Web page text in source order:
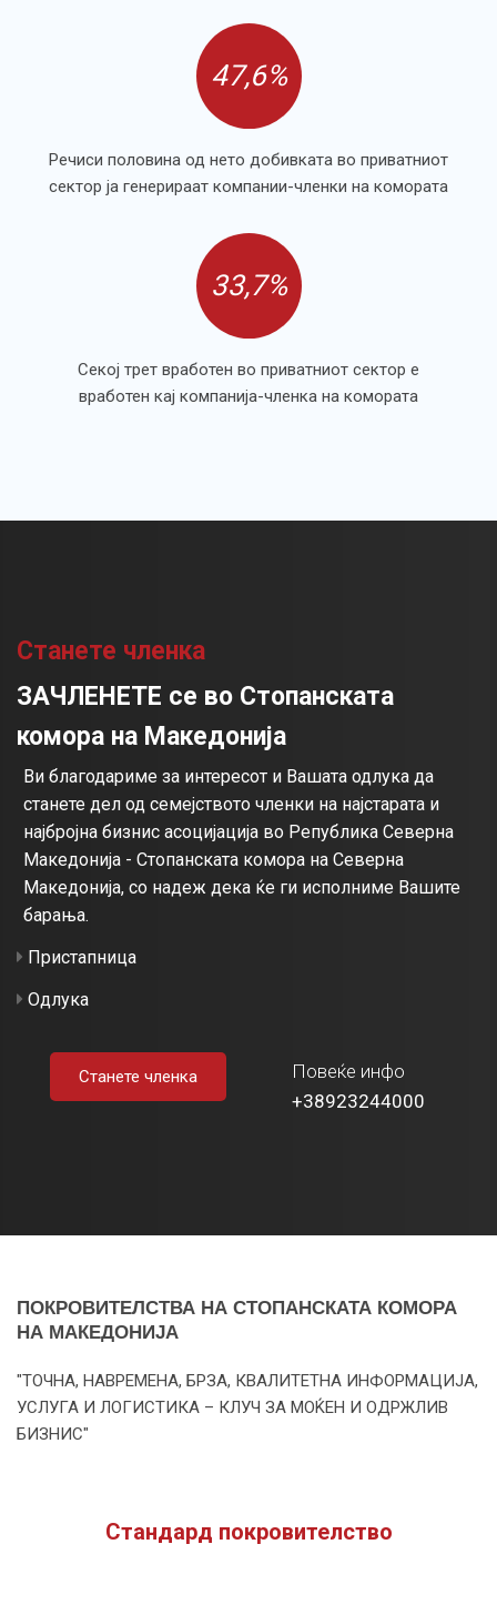
47,6%
Речиси половина од нето добивката во приватниот
сектор ја генерираат компании-членки на комората
33,7%
Секој трет вработен во приватниот сектор е
вработен кај компанија-членка на комората
Станете членка
ЗАЧЛЕНЕТЕ се во Стопанската
комора на Македонија
Ви благодариме за интересот и Вашата одлука да
станете дел од семејството членки на најстарата и
најбројна бизнис асоцијација во Република Северна
Македонија - Стопанската комора на Северна
Македонија, со надеж дека ќе ги исполниме Вашите
барања.
Пристапница
Одлука
Станете членка
Повеќе инфо
+38923244000
ПОКРОВИТЕЛСТВА НА СТОПАНСКАТА КОМОРА
НА МАКЕДОНИЈА
"ТОЧНА, НАВРЕМЕНА, БРЗА, КВАЛИТЕТНА ИНФОРМАЦИЈА,
УСЛУГА И ЛОГИСТИКА – КЛУЧ ЗА МОЌЕН И ОДРЖЛИВ
БИЗНИС"
Стандард покровителство